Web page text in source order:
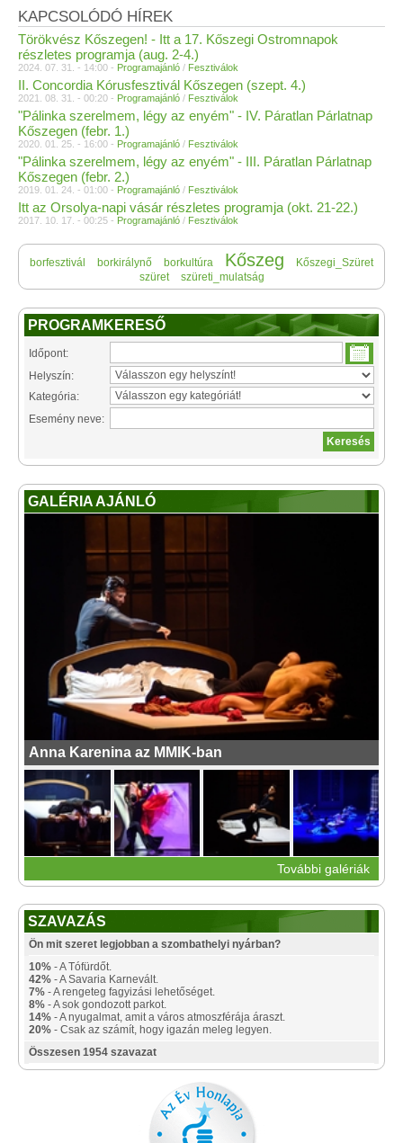
KAPCSOLÓDÓ HÍREK
Törökvész Kőszegen! - Itt a 17. Kőszegi Ostromnapok
részletes programja (aug. 2-4.)
2024. 07. 31. - 14:00 - Programajánló / Fesztiválok
II. Concordia Kórusfesztivál Kőszegen (szept. 4.)
2021. 08. 31. - 00:20 - Programajánló / Fesztiválok
"Pálinka szerelmem, légy az enyém" - IV. Páratlan Párlatnap
Kőszegen (febr. 1.)
2020. 01. 25. - 16:00 - Programajánló / Fesztiválok
"Pálinka szerelmem, légy az enyém" - III. Páratlan Párlatnap
Kőszegen (febr. 2.)
2019. 01. 24. - 01:00 - Programajánló / Fesztiválok
Itt az Orsolya-napi vásár részletes programja (okt. 21-22.)
2017. 10. 17. - 00:25 - Programajánló / Fesztiválok
borfesztivál borkirálynő borkultúra Kőszeg
Kőszegi_Szüret
szüret
szüreti_mulatság
PROGRAMKERESŐ
Időpont:
Helyszín:
Kategória:
Esemény neve:
GALÉRIA AJÁNLÓ
Anna Karenina az MMIK-ban
További galériák
SZAVAZÁS
Ön mit szeret legjobban a szombathelyi nyárban?
10% - A Tófürdőt.
42% - A Savaria Karnevált.
7% - A rengeteg fagyizási lehetőséget.
8% - A sok gondozott parkot.
14% - A nyugalmat, amit a város atmoszférája áraszt.
20% - Csak az számít, hogy igazán meleg legyen.
Összesen 1954 szavazat